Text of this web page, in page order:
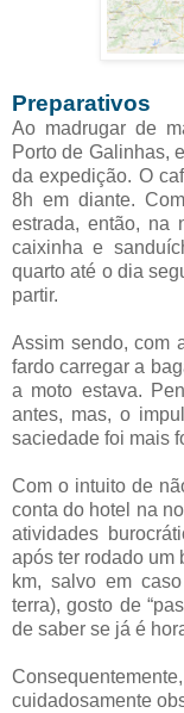
Preparativos
Ao madrugar de
Porto de Galinhas,
da expedição. O
8h em diante.
estrada, então, na
caixinha e
quarto até o dia
partir.
Assim sendo, com
fardo carregar a
a moto estava.
antes, mas, o
saciedade foi mais
Com o intuito de
conta do hotel na
atividades
após ter rodado um
km, salvo em
terra), gosto de
de saber se já é
cuidadosamente